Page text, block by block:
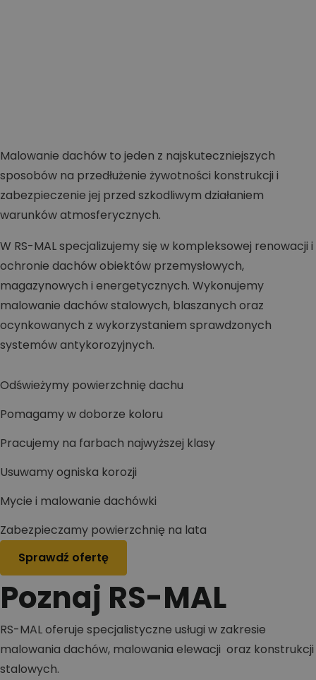
Malowanie dachów to jeden z najskuteczniejszych
sposobów na przedłużenie żywotności konstrukcji i
zabezpieczenie jej przed szkodliwym działaniem
warunków atmosferycznych.
W RS-MAL specjalizujemy się w kompleksowej renowacji i
ochronie dachów obiektów przemysłowych,
magazynowych i energetycznych. Wykonujemy
malowanie dachów stalowych, blaszanych oraz
ocynkowanych z wykorzystaniem sprawdzonych
systemów antykorozyjnych.
Odświeżymy powierzchnię dachu
Pomagamy w doborze koloru
Pracujemy na farbach najwyższej klasy
Usuwamy ogniska korozji
Mycie i malowanie dachówki
Zabezpieczamy powierzchnię na lata
Sprawdź ofertę
Poznaj RS-MAL
RS-MAL oferuje specjalistyczne usługi w zakresie
malowania dachów, malowania elewacji oraz konstrukcji
stalowych.